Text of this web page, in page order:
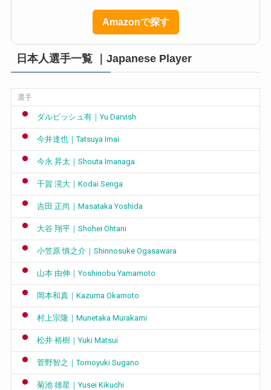
Amazonで探す
日本人選手一覧 ｜Japanese Player
選手
ダルビッシュ有｜Yu Darvish
今井達也｜Tatsuya Imai
今永 昇太｜Shouta Imanaga
千賀 滉大｜Kodai Senga
吉田 正尚｜Masataka Yoshida
大谷 翔平｜Shohei Ohtani
小笠原 慎之介｜Shinnosuke Ogasawara
山本 由伸｜Yoshinobu Yamamoto
岡本和真｜Kazuma Okamoto
村上宗隆｜Munetaka Murakami
松井 裕樹｜Yuki Matsui
菅野智之｜Tomoyuki Sugano
菊池 雄星｜Yusei Kikuchi